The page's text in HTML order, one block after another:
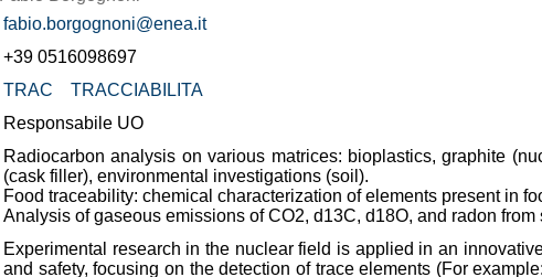
fabio.borgognoni@enea.it
+39 0516098697
TRAC
TRACCIABILITA
Responsabile UO
Radiocarbon analysis on various matrices: bioplastics, graphite
(cask filler), environmental investigations (soil).
Food traceability: chemical characterization of elements present in
Analysis of gaseous emissions of CO2, d13C, d18O, and radon from
Experimental research in the nuclear field is applied in an
and safety, focusing on the detection of trace elements (For